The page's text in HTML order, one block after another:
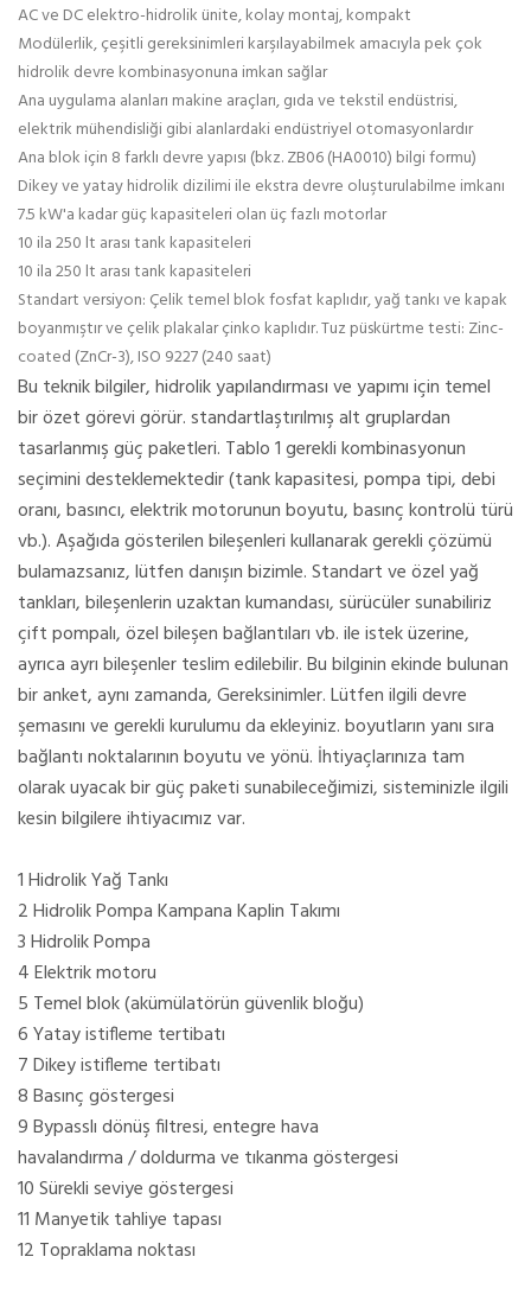
AC ve DC elektro-hidrolik ünite, kolay montaj, kompakt
Modülerlik, çeşitli gereksinimleri karşılayabilmek amacıyla pek çok
hidrolik devre kombinasyonuna imkan sağlar
Ana uygulama alanları makine araçları, gıda ve tekstil endüstrisi,
elektrik mühendisliği gibi alanlardaki endüstriyel otomasyonlardır
Ana blok için 8 farklı devre yapısı (bkz. ZB06 (HA0010) bilgi formu)
Dikey ve yatay hidrolik dizilimi ile ekstra devre oluşturulabilme imkanı
7.5 kW'a kadar güç kapasiteleri olan üç fazlı motorlar
10 ila 250 lt arası tank kapasiteleri
10 ila 250 lt arası tank kapasiteleri
Standart versiyon: Çelik temel blok fosfat kaplıdır, yağ tankı ve kapak
boyanmıştır ve çelik plakalar çinko kaplıdır. Tuz püskürtme testi: Zinc-
coated (ZnCr-3), ISO 9227 (240 saat)
Bu teknik bilgiler, hidrolik yapılandırması ve yapımı için temel
bir özet görevi görür. standartlaştırılmış alt gruplardan
tasarlanmış güç paketleri. Tablo 1 gerekli kombinasyonun
seçimini desteklemektedir (tank kapasitesi, pompa tipi, debi
oranı, basıncı, elektrik motorunun boyutu, basınç kontrolü türü
vb.). Aşağıda gösterilen bileşenleri kullanarak gerekli çözümü
bulamazsanız, lütfen danışın bizimle. Standart ve özel yağ
tankları, bileşenlerin uzaktan kumandası, sürücüler sunabiliriz
çift ​​pompalı, özel bileşen bağlantıları vb. ile istek üzerine,
ayrıca ayrı bileşenler teslim edilebilir. Bu bilginin ekinde bulunan
bir anket, aynı zamanda, Gereksinimler. Lütfen ilgili devre
şemasını ve gerekli kurulumu da ekleyiniz. boyutların yanı sıra
bağlantı noktalarının boyutu ve yönü. İhtiyaçlarınıza tam
olarak uyacak bir güç paketi sunabileceğimizi, sisteminizle ilgili
kesin bilgilere ihtiyacımız var.
1 Hidrolik Yağ Tankı
2 Hidrolik Pompa Kampana Kaplin Takımı
3 Hidrolik Pompa
4 Elektrik motoru
5 Temel blok (akümülatörün güvenlik bloğu)
6 Yatay istifleme tertibatı
7 Dikey istifleme tertibatı
8 Basınç göstergesi
9 Bypasslı dönüş filtresi, entegre hava
havalandırma / doldurma ve tıkanma göstergesi
10 Sürekli seviye göstergesi
11 Manyetik tahliye tapası
12 Topraklama noktası